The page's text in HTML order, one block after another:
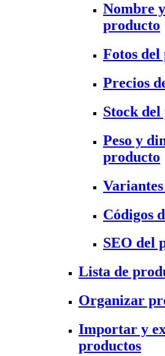
Nombre
producto
Fotos
Precios
Stock
Peso y
producto
Códigos
SEO del
Lista de
Organizar
Importar y
productos